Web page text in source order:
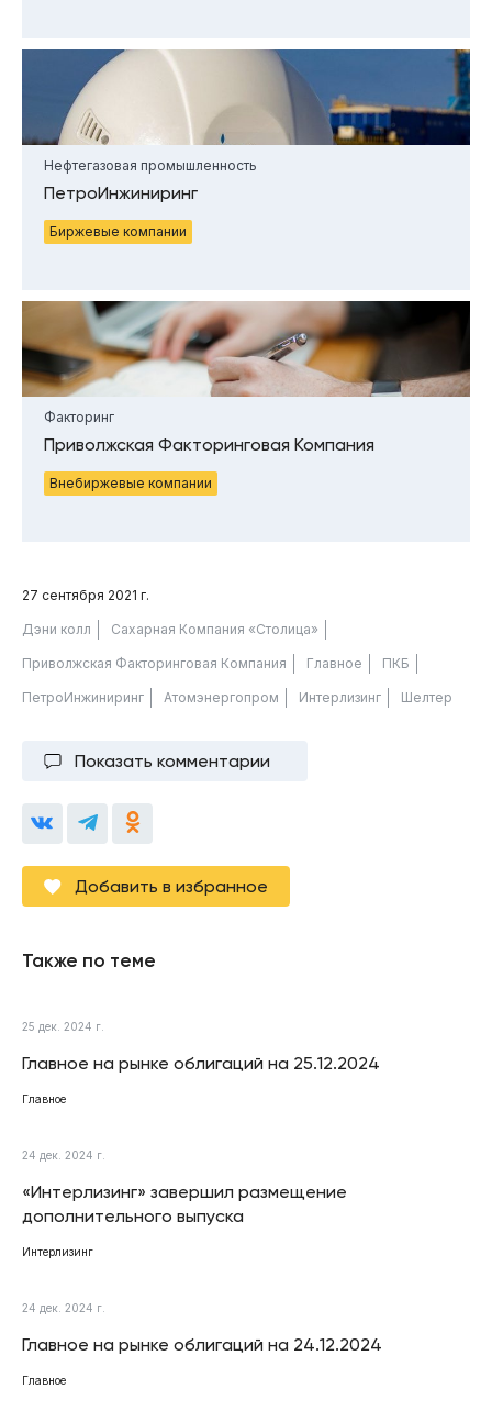
Нефтегазовая промышленность
ПетроИнжиниринг
Биржевые компании
Факторинг
Приволжская Факторинговая Компания
Внебиржевые компании
27 сентября 2021 г.
Дэни колл Сахарная Компания «Столица»
Приволжская Факторинговая Компания Главное ПКБ
ПетроИнжиниринг Атомэнергопром Интерлизинг Шелтер
Показать комментарии
Добавить в избранное
Также по теме
25 дек. 2024 г.
Главное на рынке облигаций на 25.12.2024
Главное
24 дек. 2024 г.
«Интерлизинг» завершил размещение
дополнительного выпуска
Интерлизинг
24 дек. 2024 г.
Главное на рынке облигаций на 24.12.2024
Главное